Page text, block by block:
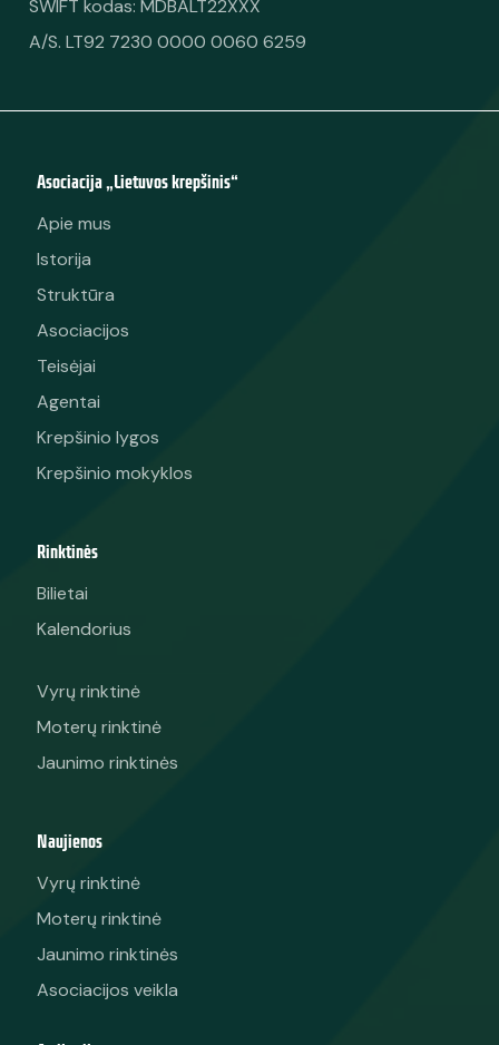
SWIFT kodas: MDBALT22XXX
A/S. LT92 7230 0000 0060 6259
Asociacija „Lietuvos krepšinis“
Apie mus
Istorija
Struktūra
Asociacijos
Teisėjai
Agentai
Krepšinio lygos
Krepšinio mokyklos
Rinktinės
Bilietai
Kalendorius
Vyrų rinktinė
Moterų rinktinė
Jaunimo rinktinės
Naujienos
Vyrų rinktinė
Moterų rinktinė
Jaunimo rinktinės
Asociacijos veikla